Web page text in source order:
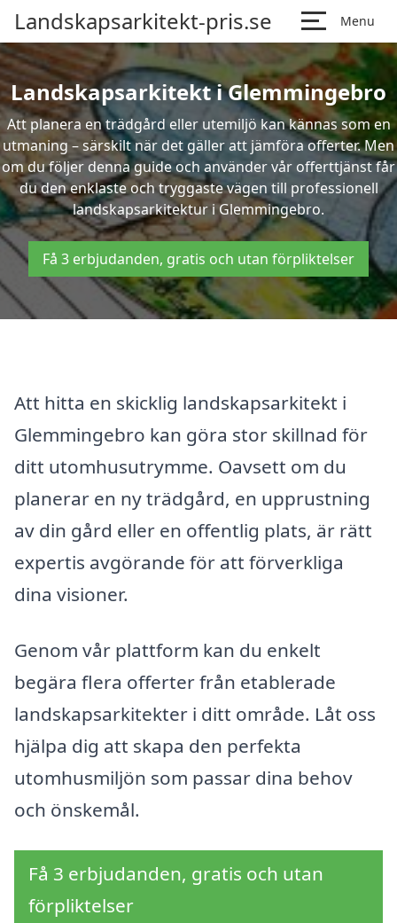
Landskapsarkitekt-pris.se Menu
Landskapsarkitekt i Glemmingebro
Att planera en trädgård eller utemiljö kan kännas som en
utmaning – särskilt när det gäller att jämföra offerter. Men
om du följer denna guide och använder vår offerttjänst får
du den enklaste och tryggaste vägen till professionell
landskapsarkitektur i Glemmingebro.
Få 3 erbjudanden, gratis och utan förpliktelser
Att hitta en skicklig landskapsarkitekt i
Glemmingebro kan göra stor skillnad för
ditt utomhusutrymme. Oavsett om du
planerar en ny trädgård, en upprustning
av din gård eller en offentlig plats, är rätt
expertis avgörande för att förverkliga
dina visioner.
Genom vår plattform kan du enkelt
begära flera offerter från etablerade
landskapsarkitekter i ditt område. Låt oss
hjälpa dig att skapa den perfekta
utomhusmiljön som passar dina behov
och önskemål.
Få 3 erbjudanden, gratis och utan
förpliktelser